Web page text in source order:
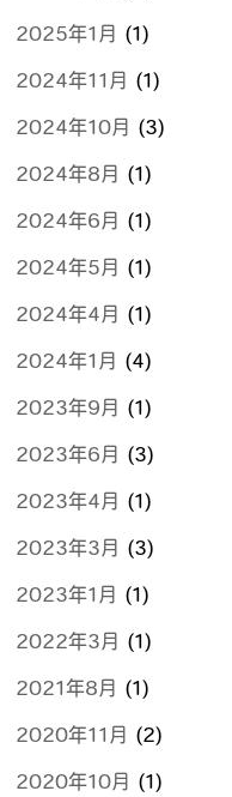
2025年1月 (1)
2024年11月 (1)
2024年10月 (3)
2024年8月 (1)
2024年6月 (1)
2024年5月 (1)
2024年4月 (1)
2024年1月 (4)
2023年9月 (1)
2023年6月 (3)
2023年4月 (1)
2023年3月 (3)
2023年1月 (1)
2022年3月 (1)
2021年8月 (1)
2020年11月 (2)
2020年10月 (1)